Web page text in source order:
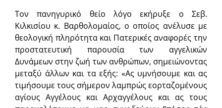
Τον πανηγυρικό θείο λόγο εκήρυξε ο Σεβ.
Κιλκισίου κ. Βαρθολομαίος, ο οποίος ανέλυσε με
θεο­λογική πληρότητα και Πατερικές αναφορές την
προστατευτική παρουσία των αγγελικών
Δυνάμεων στην ζωή των ανθρώπων, σημειώνοντας
μεταξύ άλλων και τα εξής: «Ας υμνήσουμε και ας
τιμήσουμε τους σήμερον λαμπρώς εορταζομένους
αγίους Αγγέλους και Αρχαγγέλους και ας τους